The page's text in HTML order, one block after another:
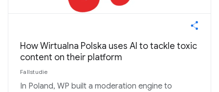
How Wirtualna Polska uses AI to tackle toxic
content on their platform
Fallstudie
In Poland, WP built a moderation engine to